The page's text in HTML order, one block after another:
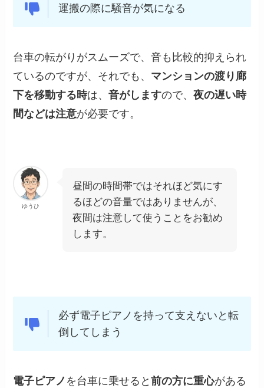
運搬の際に騒音が気になる
台車の転がりがスムーズで、音も比較的抑えられ
ているのですが、それでも、 マンションの渡り廊
下を移動する時は、音がしますので、夜の遅い時
間などは注意が必要です。
ゆうひ
昼間の時間帯ではそれほど気にす
るほどの音量ではありませんが、
夜間は注意して使うことをお勧め
します。
必ず電子ピアノを持って支えないと転
倒してしまう
電子ピアノ を台車に乗せると前の方に重心がある